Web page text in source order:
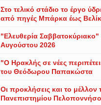
Στο τελικό στάδιο το έργο
από πηγές Μπάρκα έως
"Ελευθερία Σαββατοκύριακο"
Αυγούστου 2026
"Ο Ηρακλής σε νέες
του Θεόδωρου Παπακώστα
Οι προκλήσεις και το μέλλον
Πανεπιστημίου